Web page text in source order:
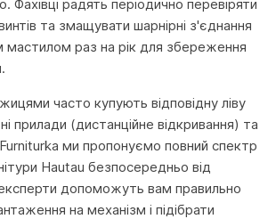
Фахівці радять періодично перевіряти
та змащувати шарнірні з'єднання
мастилом раз на рік для збереження
часто купують відповідну ліву
прилади (дистанційне відкривання) та
Furniturka ми пропонуємо повний спектр
Hautau безпосередньо від
допоможуть вам правильно
на механізм і підібрати